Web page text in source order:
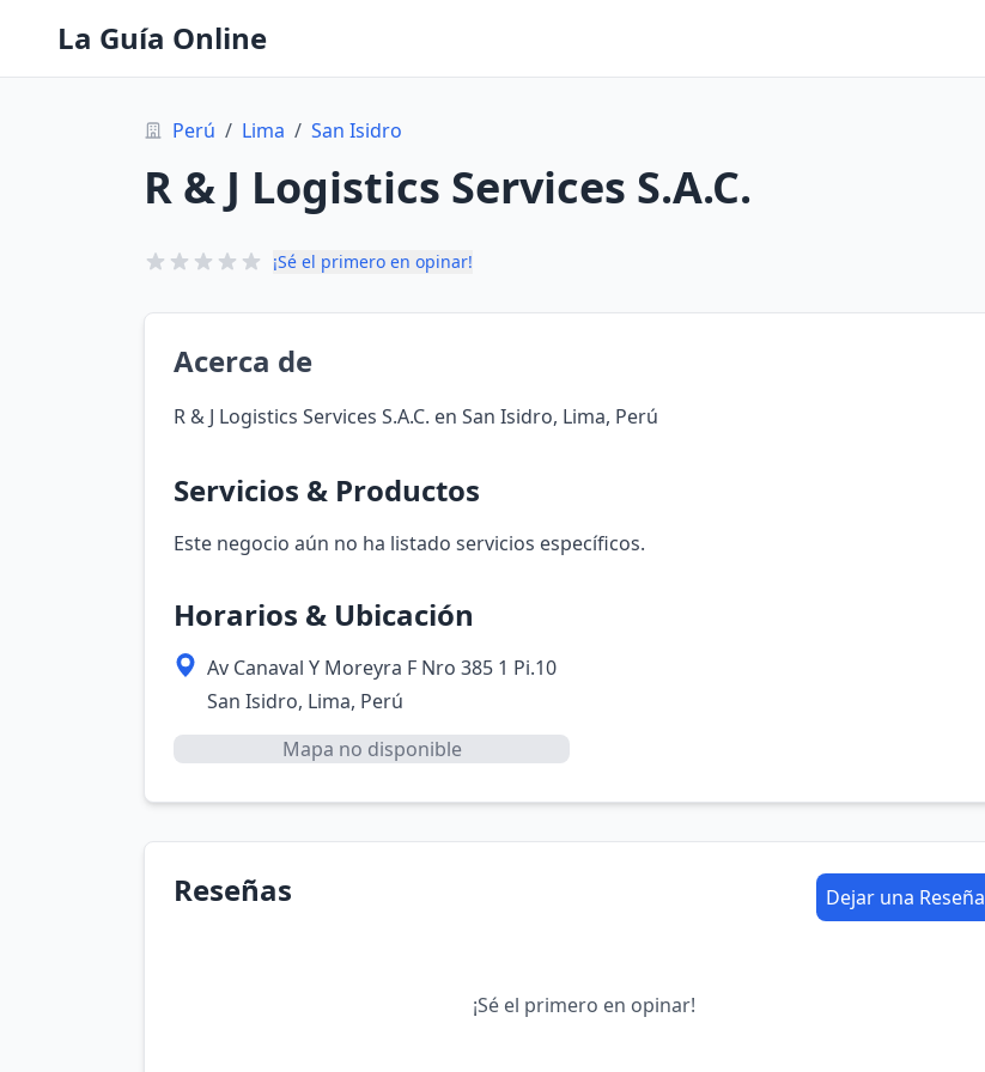
La Guía Online
Perú / Lima / San Isidro
R & J Logistics Services S.A.C.
¡Sé el primero en opinar!
Acerca de
R & J Logistics Services S.A.C. en San Isidro, Lima, Perú
Servicios & Productos
Este negocio aún no ha listado servicios específicos.
Horarios & Ubicación
Av Canaval Y Moreyra F Nro 385 1 Pi.10
San Isidro, Lima, Perú
Mapa no disponible
Reseñas Dejar una Reseña
¡Sé el primero en opinar!